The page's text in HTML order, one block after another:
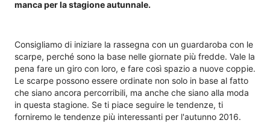
manca per la stagione autunnale.
Consigliamo di iniziare la rassegna con un guardaroba con le
scarpe, perché sono la base nelle giornate più fredde. Vale la
pena fare un giro con loro, e fare così spazio a nuove coppie.
Le scarpe possono essere ordinate non solo in base al fatto
che siano ancora percorribili, ma anche che siano alla moda
in questa stagione. Se ti piace seguire le tendenze, ti
forniremo le tendenze più interessanti per l'autunno 2016.